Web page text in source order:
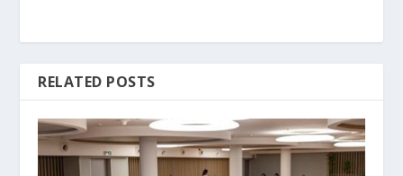
RELATED POSTS